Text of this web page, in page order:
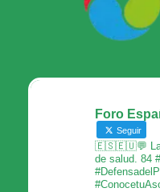
Foro
Seguir
🇪🇸🇪🇺💬 La
de salud. 84